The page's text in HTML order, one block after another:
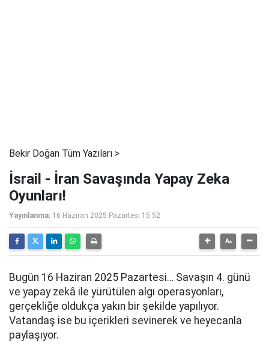
Bekir Doğan Tüm Yazıları >
İsrail - İran Savaşında Yapay Zeka
Oyunları!
Yayınlanma: 16 Haziran 2025 Pazartesi 15:52
Bugün 16 Haziran 2025 Pazartesi… Savaşın 4. günü
ve yapay zekâ ile yürütülen algı operasyonları,
gerçekliğe oldukça yakın bir şekilde yapılıyor.
Vatandaş ise bu içerikleri sevinerek ve heyecanla
paylaşıyor.